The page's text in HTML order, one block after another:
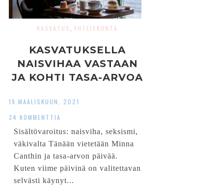
KASVATUS ,YHTEISKUNTA
KASVATUKSELLA
NAISVIHAA VASTAAN
JA KOHTI TASA-ARVOA
19 MAALISKUUN, 2021
34 KOMMENTTIA
Sisältövaroitus: naisviha, seksismi,
väkivalta Tänään vietetään Minna
Canthin ja tasa-arvon päivää.
Kuten viime päivinä on valitettavan
selvästi käynyt...